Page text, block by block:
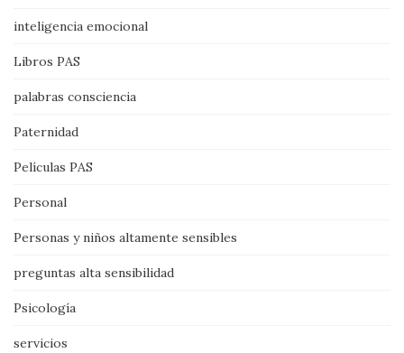
inteligencia emocional
Libros PAS
palabras consciencia
Paternidad
Películas PAS
Personal
Personas y niños altamente sensibles
preguntas alta sensibilidad
Psicología
servicios